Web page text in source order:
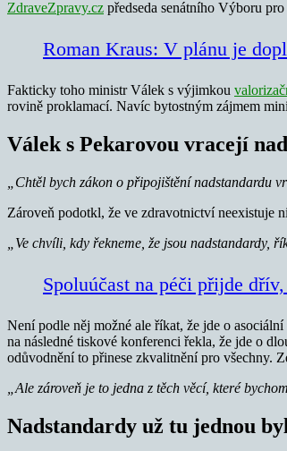
ZdraveZpravy.cz předseda senátního Výboru
Roman Kraus: V plánu je
Fakticky toho ministr Válek s výjimkou
rovině proklamací. Navíc bytostným zájmem
Válek s Pekarovou vracejí
„Chtěl bych zákon o připojištění nadstandardu
Zároveň podotkl, že ve zdravotnictví neexistuje
„Ve chvíli, kdy řekneme, že jsou nadstandardy,
Spoluúčast na péči přijde
Není podle něj možné ale říkat, že jde o
na následné tiskové konferenci řekla, že jde o
odůvodnění to přinese zkvalitnění pro všechny.
„Ale zároveň je to jedna z těch věcí, které
Nadstandardy už tu jednou